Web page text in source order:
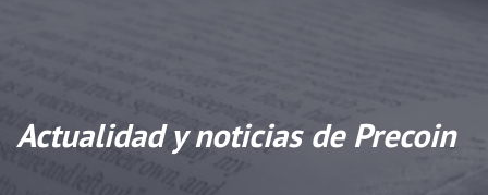
Actualidad y noticias de Precoin